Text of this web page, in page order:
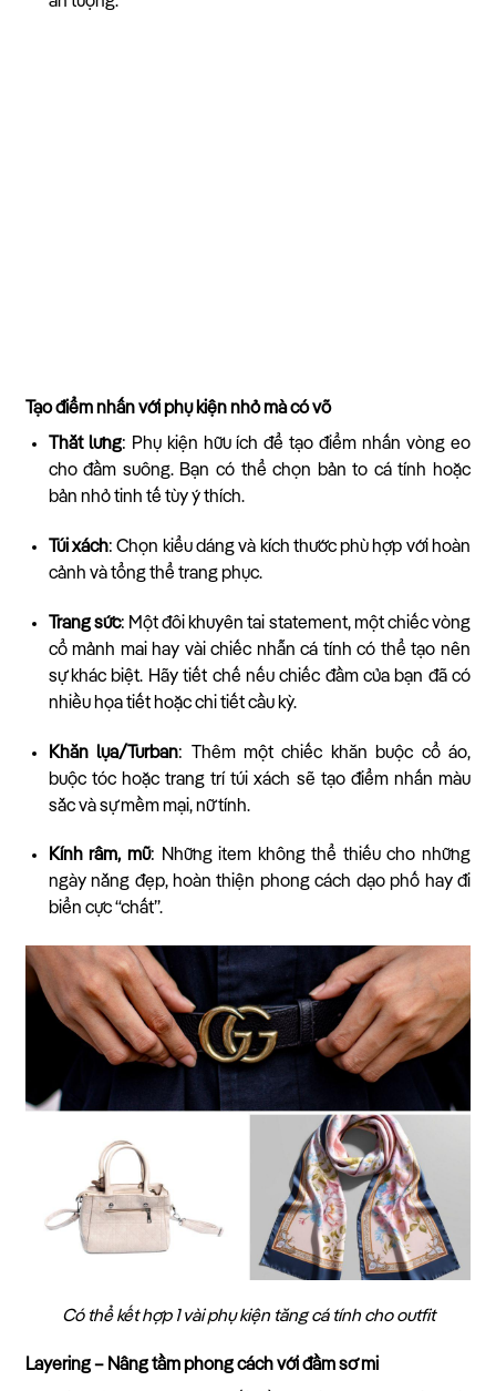
Tạo điểm nhấn với phụ kiện nhỏ mà có võ
Thắt lưng: Phụ kiện hữu ích để tạo điểm nhấn vòng eo
cho đầm suông. Bạn có thể chọn bản to cá tính hoặc
bản nhỏ tinh tế tùy ý thích.
Túi xách: Chọn kiểu dáng và kích thước phù hợp với hoàn
cảnh và tổng thể trang phục.
Trang sức: Một đôi khuyên tai statement, một chiếc vòng
cổ mảnh mai hay vài chiếc nhẫn cá tính có thể tạo nên
sự khác biệt. Hãy tiết chế nếu chiếc đầm của bạn đã có
nhiều họa tiết hoặc chi tiết cầu kỳ.
Khăn lụa/Turban: Thêm một chiếc khăn buộc cổ áo,
buộc tóc hoặc trang trí túi xách sẽ tạo điểm nhấn màu
sắc và sự mềm mại, nữ tính.
Kính râm, mũ: Những item không thể thiếu cho những
ngày nắng đẹp, hoàn thiện phong cách dạo phố hay đi
biển cực “chất”.
Có thể kết hợp 1 vài phụ kiện tăng cá tính cho outfit
Layering – Nâng tầm phong cách với đầm sơ mi